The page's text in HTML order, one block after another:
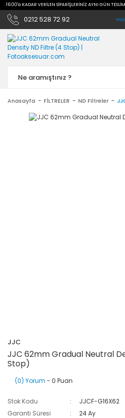
16:00'a KADAR VERİLEN SİPARİŞLERİNİZ AYNI GÜN TESLİM
0212 528 72 92
Anasayfa FİLTRELER ND Filtreler
JJC
JJC 62mm Gradual Neutral
Stop)
(0) Yorum - 0 Puan
Stok Kodu
JJCF-G16X62
Garanti Süresi
24 Ay